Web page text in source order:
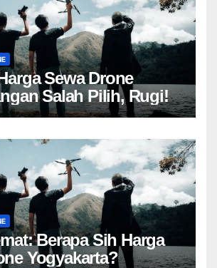
Sewa Drone
Salah Pilih, Rugi!
Berapa Sih Harga
Yogyakarta?